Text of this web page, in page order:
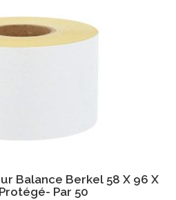
Balance Berkel 58 X 96 X
Par 50